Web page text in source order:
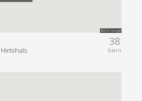
38
børn